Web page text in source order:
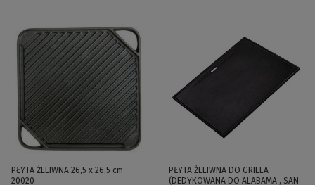
PŁYTA ŻELIWNA 26,5 x 26,5 cm -
20020
PŁYTA ŻELIWNA DO GRILLA
(DEDYKOWANA DO ALABAMA , SAN